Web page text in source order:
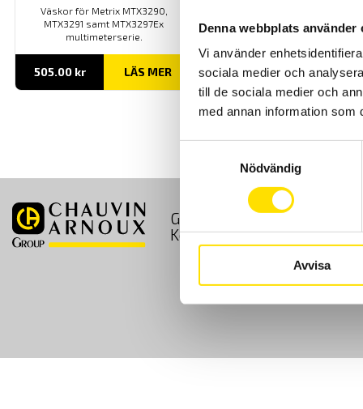
Denna webbplats använder
Vi använder
sociala medier och
till de sociala medier och
med annan information som
Nödvändig
Avvisa
Väskor för Metrix MTX3290,
MTX3291 samt MTX3297Ex
multimeterserie.
505.00 kr LÄS MER
GDPR Köpvillkor
Kontakt